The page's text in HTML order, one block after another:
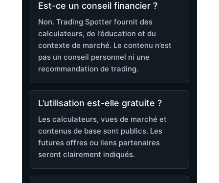
Est-ce un conseil financier ?
Non. Trading Spotter fournit des
calculateurs, de l’éducation et du
contexte de marché. Le contenu n’est
pas un conseil personnel ni une
recommandation de trading.
L’utilisation est-elle gratuite ?
Les calculateurs, vues de marché et
contenus de base sont publics. Les
futures offres ou liens partenaires
seront clairement indiqués.